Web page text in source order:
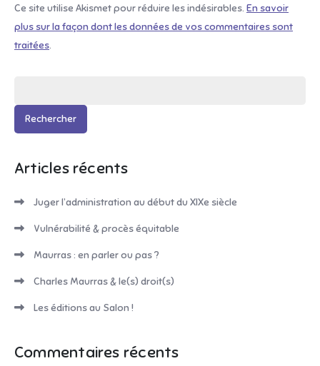
Ce site utilise Akismet pour réduire les indésirables. En savoir
plus sur la façon dont les données de vos commentaires sont
traitées.
Articles récents
Juger l’administration au début du XIXe siècle
Vulnérabilité & procès équitable
Maurras : en parler ou pas ?
Charles Maurras & le(s) droit(s)
Les éditions au Salon !
Commentaires récents